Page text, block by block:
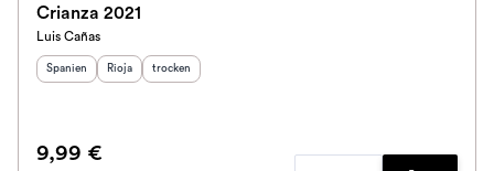
Crianza 2021
Luis Cañas
Herkunftsland:
Spanien Herkunftsregion:
Rioja Geschmack
trocken
9,99 €